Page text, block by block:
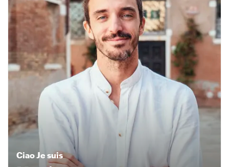
CiaoJe suis